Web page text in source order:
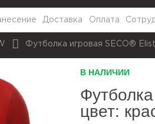
Доставка Оплата
Футболка игровая SECO®
В НАЛИЧИИ
цвет: